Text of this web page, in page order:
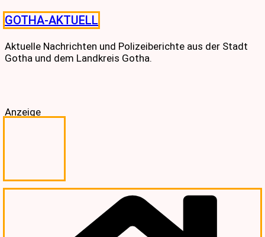
Skip
to
content
GOTHA-AKTUELL
Aktuelle Nachrichten und Polizeiberichte aus der Stadt
Gotha und dem Landkreis Gotha.
Anzeige